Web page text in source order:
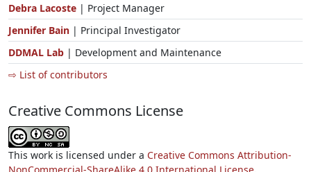
Debra Lacoste | Project Manager
Jennifer Bain | Principal Investigator
DDMAL Lab | Development and Maintenance
⇨ List of contributors
Creative Commons License
This work is licensed under a Creative Commons Attribution-